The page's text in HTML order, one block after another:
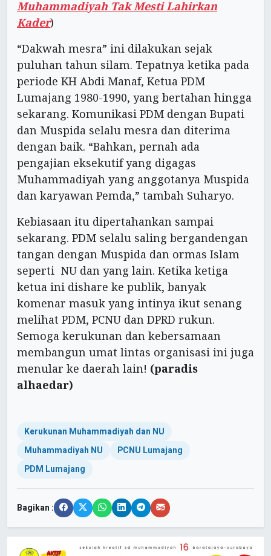
Muhammadiyah Tak Mesti Lahirkan
Kader)
“Dakwah mesra” ini dilakukan sejak
puluhan tahun silam. Tepatnya ketika pada
periode KH Abdi Manaf, Ketua PDM
Lumajang 1980-1990, yang bertahan hingga
sekarang. Komunikasi PDM dengan Bupati
dan Muspida selalu mesra dan diterima
dengan baik. “Bahkan, pernah ada
pengajian eksekutif yang digagas
Muhammadiyah yang anggotanya Muspida
dan karyawan Pemda,” tambah Suharyo.
Kebiasaan itu dipertahankan sampai
sekarang. PDM selalu saling bergandengan
tangan dengan Muspida dan ormas Islam
seperti NU dan yang lain. Ketika ketiga
ketua ini dishare ke publik, banyak
komenar masuk yang intinya ikut senang
melihat PDM, PCNU dan DPRD rukun.
Semoga kerukunan dan kebersamaan
membangun umat lintas organisasi ini juga
menular ke daerah lain! (paradis
alhaedar)
Kerukunan Muhammadiyah dan NU
Muhammadiyah NU
PCNU Lumajang
PDM Lumajang
Bagikan :